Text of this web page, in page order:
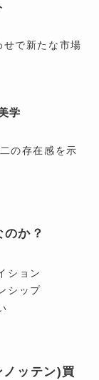
で新たな市場
学
の存在感を示
か？
ション
シップ
ッテン)買